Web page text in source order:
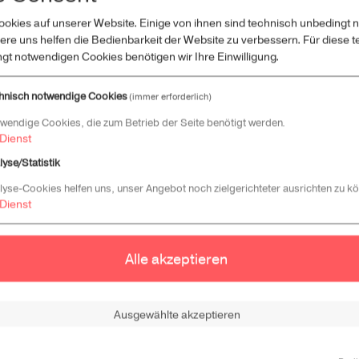
Jetzt bewerben,
sind wieder aufgerufen, ihre engagierte Bildungsarbeit
Technik (MINT) vorzustellen und sich für das MINT-
Initiative des Bundesministeriums für Bildung,
der Wissensfabrik Österreich und der Pädagogischen
auf unserer Website. Einige von ihnen sind technisch unbedingt
uns helfen die Bedienbarkeit der Website zu verbessern. Für diese
notwendigen Cookies benötigen wir Ihre Einwilligung.
notwendige Cookies(immer erforderlich)
Cookies, die zum Betrieb der Seite benötigt werden.
Dienst
Statistik
Cookies helfen uns, unser Angebot noch zielgerichteter ausrichten zu
Dienst
Ausgewählte akzeptieren
Alle akzeptieren